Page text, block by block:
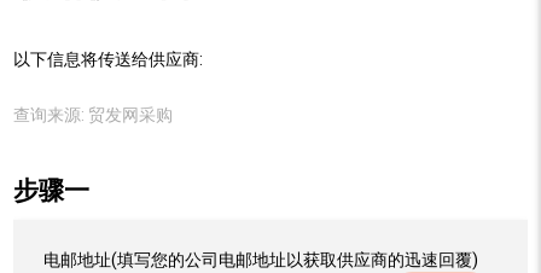
以下信息将传送给供应商:
查询来源: 贸发网采购
步骤一
电邮地址(填写您的公司电邮地址以获取供应商的迅速回覆)